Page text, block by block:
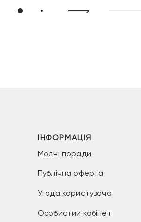
ІНФОРМАЦІЯ
Модні поради
Публічна оферта
Угода користувача
Особистий кабінет